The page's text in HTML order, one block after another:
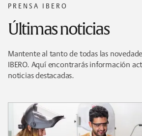
PRENSA IBERO
Últimas noticias
Mantente al tanto de todas las
IBERO. Aquí encontrarás información
noticias destacadas.